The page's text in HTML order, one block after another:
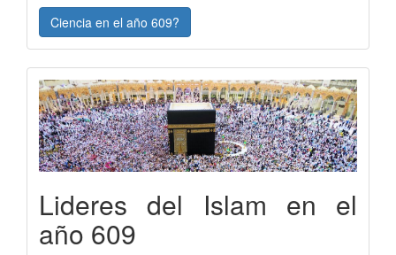
Ciencia en el año 609?
Lideres del Islam en el
año 609